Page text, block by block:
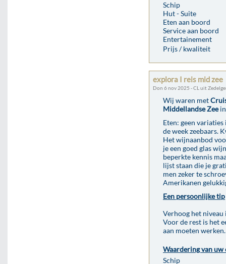
Schip
Hut - Suite
Eten aan boord
Service aan boord
Entertainement
Prijs / kwaliteit
explora I reis mid zee
Don 6 nov 2025 - CL uit
Wij waren met
Middellandse Zeein
Eten: geen
de week zeebaars.
Het wijnaanbod
je een goed glas
beperkte kennis
lijst staan die je
men zeker te
Amerikanen
Een persoonlijke tip
Verhoog het
Voor de rest is het
aan moeten werken.
Waardering van uw
Schip